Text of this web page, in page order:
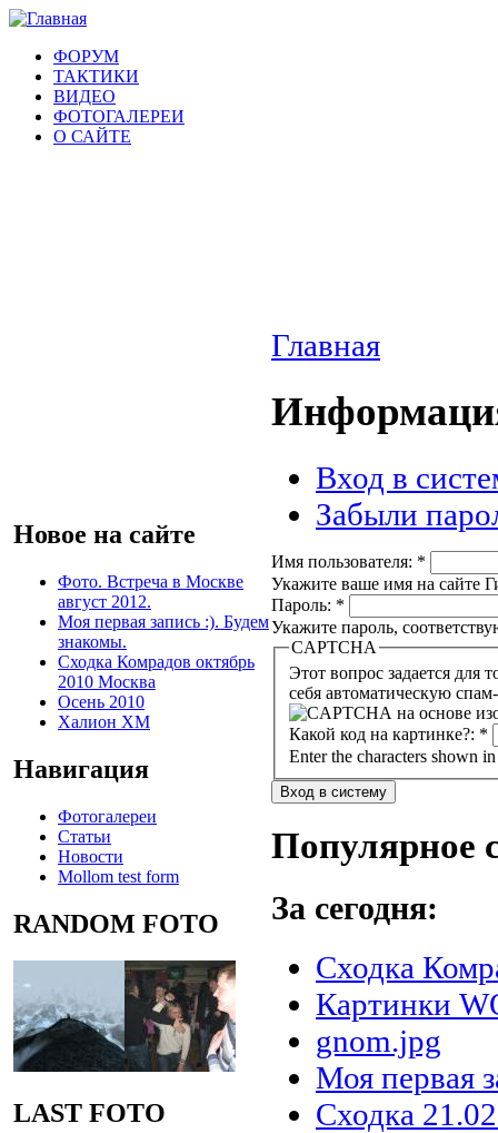
ФОРУМ
ТАКТИКИ
ВИДЕО
ФОТОГАЛЕРЕИ
О САЙТЕ
Новое на сайте
Фото. Встреча в Москве
август 2012.
Моя первая запись :). Будем
знакомы.
Сходка Комрадов октябрь
2010 Москва
Осень 2010
Халион ХМ
Навигация
Фотогалереи
Статьи
Новости
Mollom test form
RANDOM FOTO
LAST FOTO
Главная
Вход в
Забыли
Имя пользователя: *
Укажите ваше имя на сайте
Пароль: *
Укажите пароль,
CAPTCHA
Этот вопрос задается для того, чтобы
себя автоматическую
Какой код на картинке?: *
Enter the characters shown
Популярное
За сегодня:
Сходка
Картинки
gnom.jpg
Моя первая
Сходка